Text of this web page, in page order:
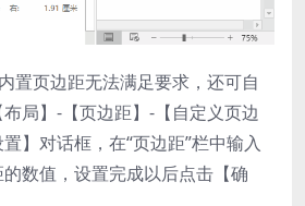
置页边距无法满足要求，还可自
局】-【页边距】-【自定义页边
】对话框，在“页边距”栏中输入
数值，设置完成以后点击【确